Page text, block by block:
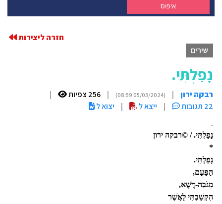
חזרה ליצירות
שירים
נָפַלְתִּי.
רבקה ירון |
(05/03/2024 08:59)
| 256 צפיות
|
22 תגובות
| ייצא ל |
יצוא ל
.
נָפַלְתִּי. / ©רבקה ירון
*
נָפַלְתִּי.
הַפַּעַם,
מִגֹּבַהּ-דֶּשֶׁא,
הִקְשַׁבְתִּי לַאֲשֶׁר